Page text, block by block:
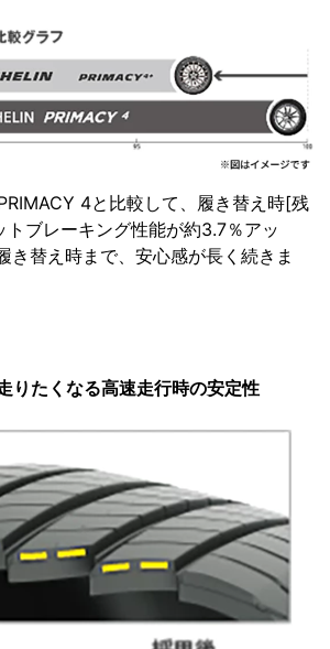
4と比較して、履き替え時[残
ブレーキング性能が約3.7％アッ
き替え時まで、安心感が長く続きま
りたくなる高速走行時の安定性